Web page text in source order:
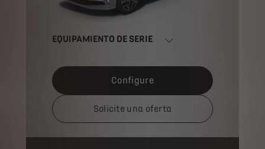
EQUIPAMIENTO DE SERIE
Configure
Solicite una oferta